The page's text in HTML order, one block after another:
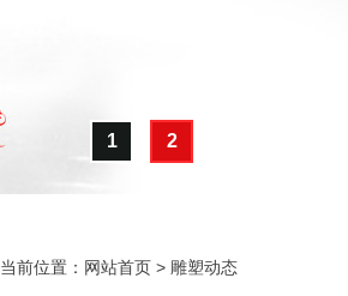
1 2
当前位置： 网站首页 > 雕塑动态